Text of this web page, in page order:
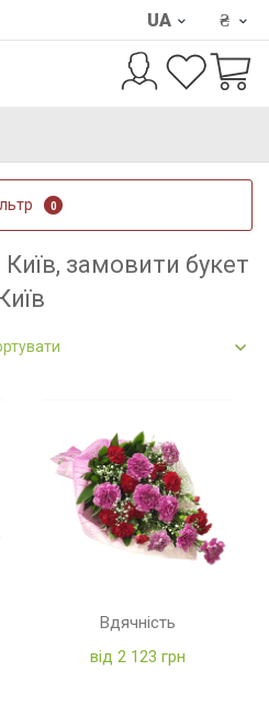
UA ₴
0
замовити букет
Вдячність
від 2 123 грн